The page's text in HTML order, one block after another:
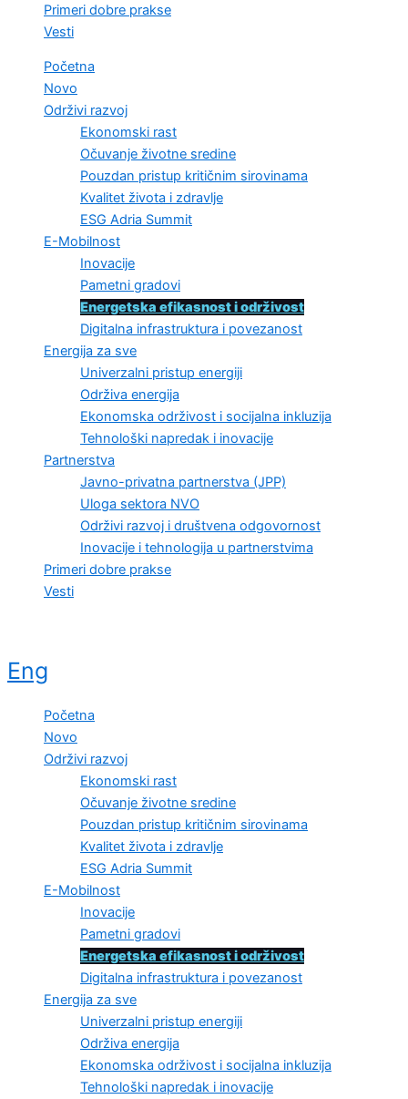
Primeri dobre prakse
Vesti
Početna
Novo
Održivi razvoj
Ekonomski rast
Očuvanje životne sredine
Pouzdan pristup kritičnim sirovinama
Kvalitet života i zdravlje
ESG Adria Summit
E-Mobilnost
Inovacije
Pametni gradovi
Energetska efikasnost i održivost
Digitalna infrastruktura i povezanost
Energija za sve
Univerzalni pristup energiji
Održiva energija
Ekonomska održivost i socijalna inkluzija
Tehnološki napredak i inovacije
Partnerstva
Javno-privatna partnerstva (JPP)
Uloga sektora NVO
Održivi razvoj i društvena odgovornost
Inovacije i tehnologija u partnerstvima
Primeri dobre prakse
Vesti
Eng
Početna
Novo
Održivi razvoj
Ekonomski rast
Očuvanje životne sredine
Pouzdan pristup kritičnim sirovinama
Kvalitet života i zdravlje
ESG Adria Summit
E-Mobilnost
Inovacije
Pametni gradovi
Energetska efikasnost i održivost
Digitalna infrastruktura i povezanost
Energija za sve
Univerzalni pristup energiji
Održiva energija
Ekonomska održivost i socijalna inkluzija
Tehnološki napredak i inovacije